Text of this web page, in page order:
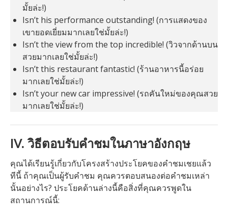
มั้ยล่ะ!)
Isn’t his performance outstanding! (การแสดงของ
เขายอดเยี่ยมมากเลยใช่มั้ยล่ะ!)
Isn’t the view from the top incredible! (วิวจากด้านบน
สวยมากเลยใช่มั้ยล่ะ!)
Isn’t this restaurant fantastic! (ร้านอาหารนี้อร่อย
มากเลยใช่มั้ยล่ะ!)
Isn’t your new car impressive! (รถคันใหม่ของคุณสวย
มากเลยใช่มั้ยล่ะ!)
IV. วิธีตอบรับคำชมในภาษาอังกฤษ
คุณได้เรียนรู้เกี่ยวกับโครงสร้างประโยคของคำชมเชยแล้ว
ทีนี้ ถ้าคุณเป็นผู้รับคำชม คุณควรตอบสนองต่อคำชมเหล่า
นั้นอย่างไร? ประโยคด้านล่างนี้คือสิ่งที่คุณควรพูดใน
สถานการณ์นี้: